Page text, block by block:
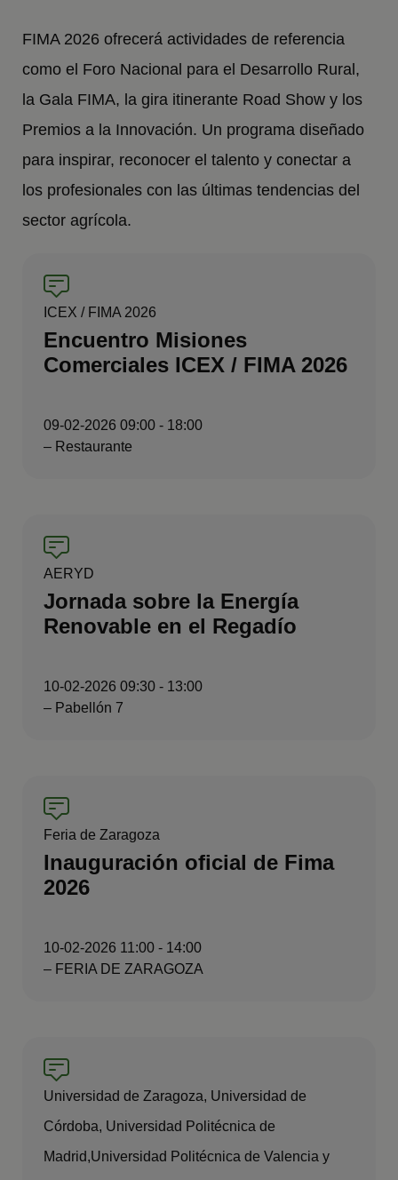
FIMA 2026 ofrecerá actividades de referencia
como el Foro Nacional para el Desarrollo Rural,
la Gala FIMA, la gira itinerante Road Show y los
Premios a la Innovación. Un programa diseñado
para inspirar, reconocer el talento y conectar a
los profesionales con las últimas tendencias del
sector agrícola.
ICEX / FIMA 2026
Encuentro Misiones
Comerciales ICEX / FIMA 2026
09-02-2026 09:00 - 18:00
– Restaurante
AERYD
Jornada sobre la Energía
Renovable en el Regadío
10-02-2026 09:30 - 13:00
– Pabellón 7
Feria de Zaragoza
Inauguración oficial de Fima
2026
10-02-2026 11:00 - 14:00
– FERIA DE ZARAGOZA
Universidad de Zaragoza, Universidad de
Córdoba, Universidad Politécnica de
Madrid,Universidad Politécnica de Valencia y